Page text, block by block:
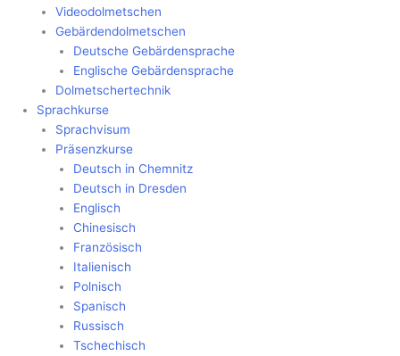
Videodolmetschen
Gebärdendolmetschen
Deutsche Gebärdensprache
Englische Gebärdensprache
Dolmetschertechnik
Sprachkurse
Sprachvisum
Präsenzkurse
Deutsch in Chemnitz
Deutsch in Dresden
Englisch
Chinesisch
Französisch
Italienisch
Polnisch
Spanisch
Russisch
Tschechisch